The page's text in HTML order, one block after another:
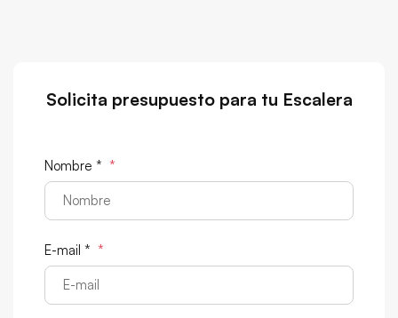
Solicita presupuesto para tu Escalera
Nombre * *
E-mail * *